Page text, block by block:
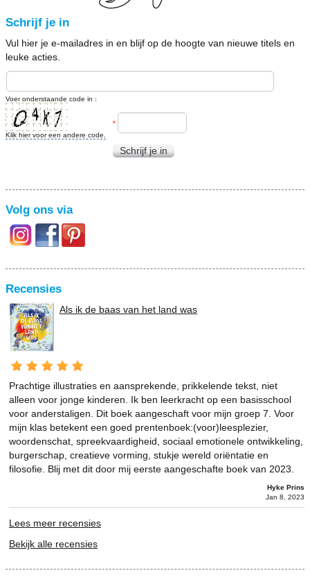
Schrijf je in
Vul hier je e-mailadres in en blijf op de hoogte van nieuwe titels en
leuke acties.
Voer onderstaande code in :
Klik hier voor een andere code.
*
Schrijf je in
Volg ons via
Recensies
Als ik de baas van het land was
Prachtige illustraties en aansprekende, prikkelende tekst, niet
alleen voor jonge kinderen. Ik ben leerkracht op een basisschool
voor anderstaligen. Dit boek aangeschaft voor mijn groep 7. Voor
mijn klas betekent een goed prentenboek:(voor)leesplezier,
woordenschat, spreekvaardigheid, sociaal emotionele ontwikkeling,
burgerschap, creatieve vorming, stukje wereld oriëntatie en
filosofie. Blij met dit door mij eerste aangeschafte boek van 2023.
Hyke Prins
Jan 8, 2023
Lees meer recensies
Bekijk alle recensies